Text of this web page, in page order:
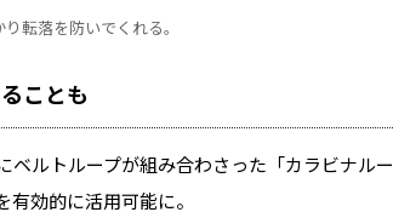
転落を防いでくれる。
ことも
ルトループが組み合わさった「カラビナルー
効的に活用可能に。